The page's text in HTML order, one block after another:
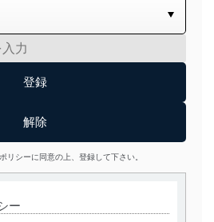
リシーに同意の上、登録して下さい。
ー